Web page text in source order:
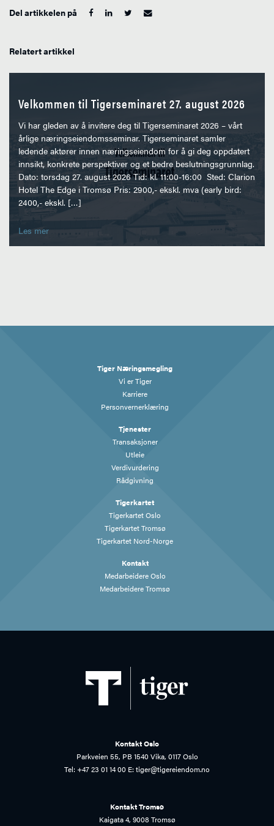
Del artikkelen på
Relatert artikkel
Velkommen til Tigerseminaret 27. august 2026
Vi har gleden av å invitere deg til Tigerseminaret 2026 – vårt
årlige næringseiendomsseminar. Tigerseminaret samler
ledende aktører innen næringseiendom for å gi deg oppdatert
innsikt, konkrete perspektiver og et bedre beslutningsgrunnlag.
Dato: torsdag 27. august 2026 Tid: kl. 11:00-16:00 Sted: Clarion
Hotel The Edge i Tromsø Pris: 2900,- ekskl. mva (early bird:
2400,- ekskl. […]
Les mer
Tiger Næringsmegling
Vi er Tiger
Karriere
Personvernerklæring
Tjenester
Transaksjoner
Utleie
Verdivurdering
Rådgivning
Tigerkartet
Tigerkartet Oslo
Tigerkartet Tromsø
Tigerkartet Nord-Norge
Kontakt
Medarbeidere Oslo
Medarbeidere Tromsø
Kontakt Oslo
Parkveien 55, PB 1540 Vika, 0117 Oslo
Tel: +47 23 01 14 00 E: tiger@tigereiendom.no
Kontakt Tromsø
Kaigata 4, 9008 Tromsø